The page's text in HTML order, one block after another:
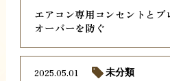
エアコン専用コンセントとブ
オーバーを防ぐ
2025.05.01 未分類